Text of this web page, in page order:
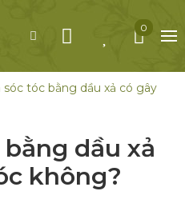
0
sóc tóc bằng dầu xả có gây
dầu xả
không?